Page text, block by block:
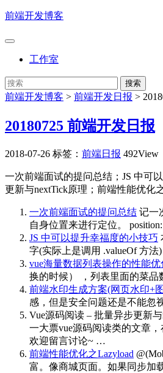
前端开发博客
工作室
前端开发博客 > 前端开发日报 >
20180725 前端开发日报
2018-07-26 标签： 前端日报 492View
一次前端面试的提问总结；JS 中可
更新与nextTick原理；前端性能优化
一次前端面试的提问总结 记一
自身位置来进行定位。
JS 中可以提升幸福度的小技巧
字(实际上是调用 .valueOf 方
vue海量数据列表操作的性能
换的时候） ，列表里面的菜
前端水印生成方案(网页水印+
感，但是安全问题还是不能忽
Vue源码阅读 – 批量异步更新
一大票vue源码阅读类的文章
欢迎留言讨论~ …
前端性能优化之Lazyload
富。像商城页面。如果同步加